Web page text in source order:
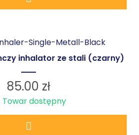
inhalator ze stali (czarny)
85.00 zł
Towar dostępny